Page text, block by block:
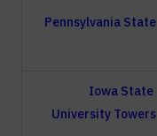
Pennsylvania State
Iowa State
University Towers